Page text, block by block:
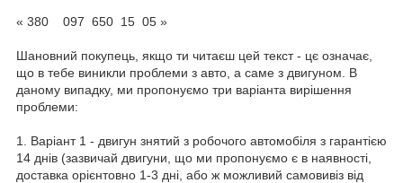
« 380 097 650 15 05 »
Шановний покупець, якщо ти читаєш цей текст - цє означає,
що в тебе виникли проблеми з авто, а саме з двигуном. В
даному випадку, ми пропонуємо три варіанта вирішення
проблеми:
1. Варіант 1 - двигун знятий з робочого автомобіля з гарантією
14 днів (зазвичай двигуни, що ми пропонуємо є в наявності,
доставка орієнтовно 1-3 дні, або ж можливий самовивіз від